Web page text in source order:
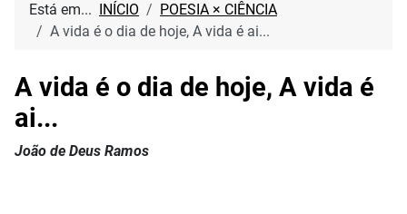
Está em... INÍCIO
POESIA × CIÊNCIA
A vida é o dia de hoje, A vida é ai...
A vida é o dia de hoje, A vida é
ai...
João de Deus Ramos